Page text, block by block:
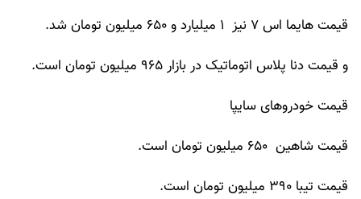
قیمت هایما اس ۷ نیز ۱ میلیارد و ۶۵۰ میلیون تومان شد.
و قیمت دنا پلاس اتوماتیک در بازار ۹۶۵ میلیون تومان است.
قیمت خودروهای سایپا
قیمت شاهین ۶۵۰ میلیون تومان است.
قیمت تیبا ۳۹۰ میلیون تومان است.